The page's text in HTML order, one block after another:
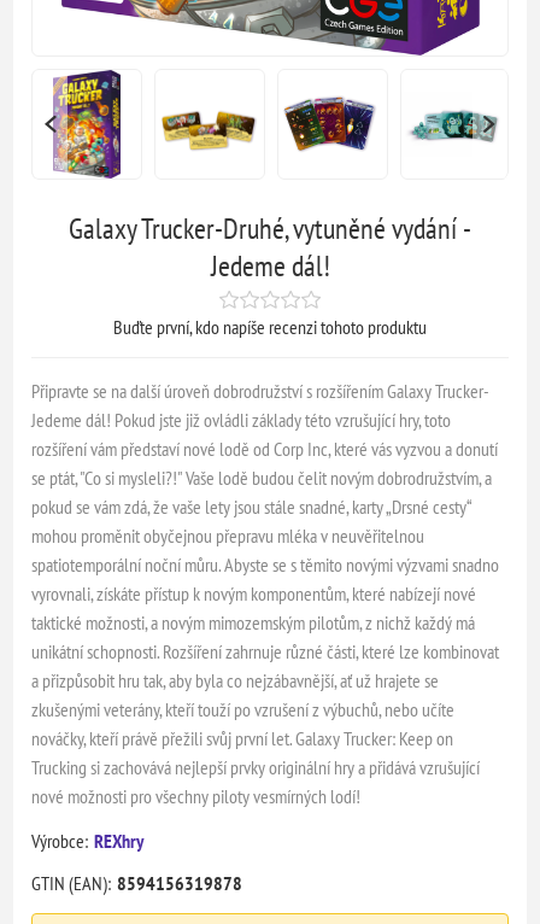
Galaxy Trucker-Druhé, vytuněné vydání -
Jedeme dál!
Buďte první, kdo napíše recenzi tohoto produktu
Připravte se na další úroveň dobrodružství s rozšířením Galaxy Trucker-
Jedeme dál! Pokud jste již ovládli základy této vzrušující hry, toto
rozšíření vám představí nové lodě od Corp Inc, které vás vyzvou a donutí
se ptát, "Co si mysleli?!" Vaše lodě budou čelit novým dobrodružstvím, a
pokud se vám zdá, že vaše lety jsou stále snadné, karty „Drsné cesty“
mohou proměnit obyčejnou přepravu mléka v neuvěřitelnou
spatiotemporální noční můru. Abyste se s těmito novými výzvami snadno
vyrovnali, získáte přístup k novým komponentům, které nabízejí nové
taktické možnosti, a novým mimozemským pilotům, z nichž každý má
unikátní schopnosti. Rozšíření zahrnuje různé části, které lze kombinovat
a přizpůsobit hru tak, aby byla co nejzábavnější, ať už hrajete se
zkušenými veterány, kteří touží po vzrušení z výbuchů, nebo učíte
nováčky, kteří právě přežili svůj první let. Galaxy Trucker: Keep on
Trucking si zachovává nejlepší prvky originální hry a přidává vzrušující
nové možnosti pro všechny piloty vesmírných lodí!
Výrobce: REXhry
GTIN (EAN): 8594156319878